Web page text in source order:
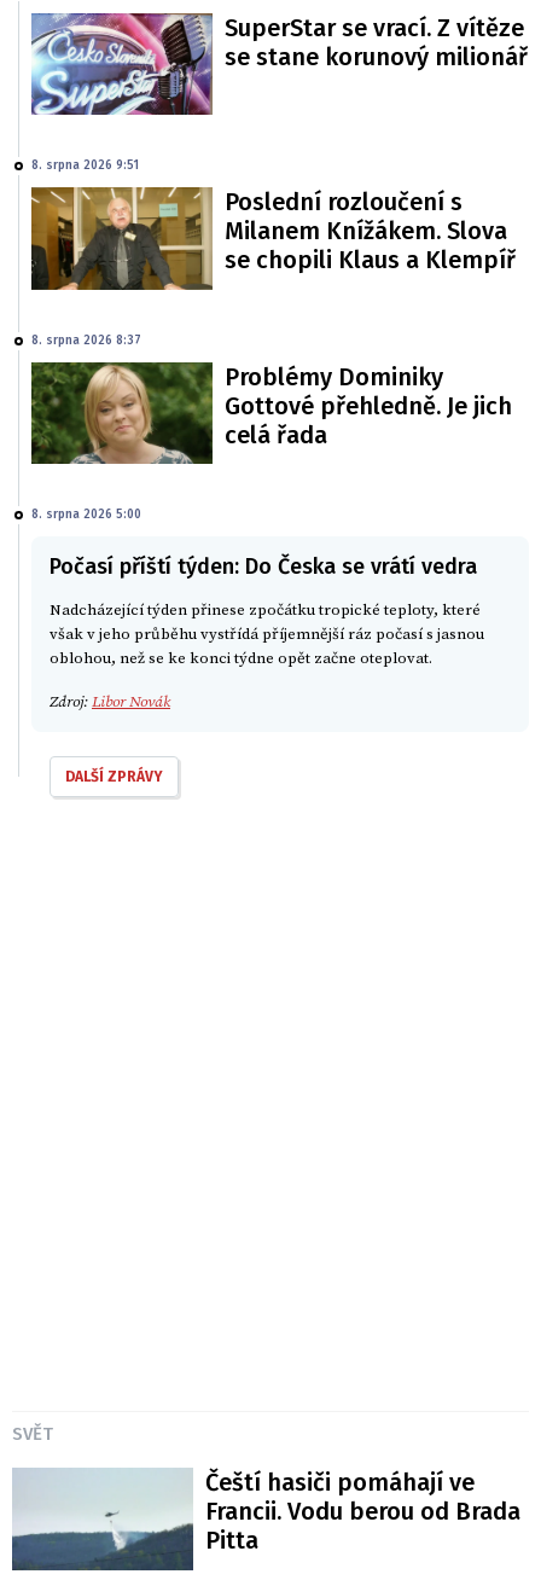
SuperStar se vrací. Z vítěze
se stane korunový milionář
8. srpna 2026 9:51
Poslední rozloučení s
Milanem Knížákem. Slova
se chopili Klaus a Klempíř
8. srpna 2026 8:37
Problémy Dominiky
Gottové přehledně. Je jich
celá řada
8. srpna 2026 5:00
Počasí příští týden: Do Česka se vrátí vedra
Nadcházející týden přinese zpočátku tropické teploty, které
však v jeho průběhu vystřídá příjemnější ráz počasí s jasnou
oblohou, než se ke konci týdne opět začne oteplovat.
Zdroj:Libor Novák
DALŠÍ ZPRÁVY
SVĚT
Čeští hasiči pomáhají ve
Francii. Vodu berou od Brada
Pitta